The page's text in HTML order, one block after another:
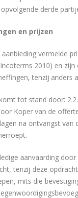
derde
en prijzen
vermelde
2010) en zijn
tenzij anders
tot stand door:
Koper van de
na ontvangst van
aanvaarding
tenzij deze
mits die